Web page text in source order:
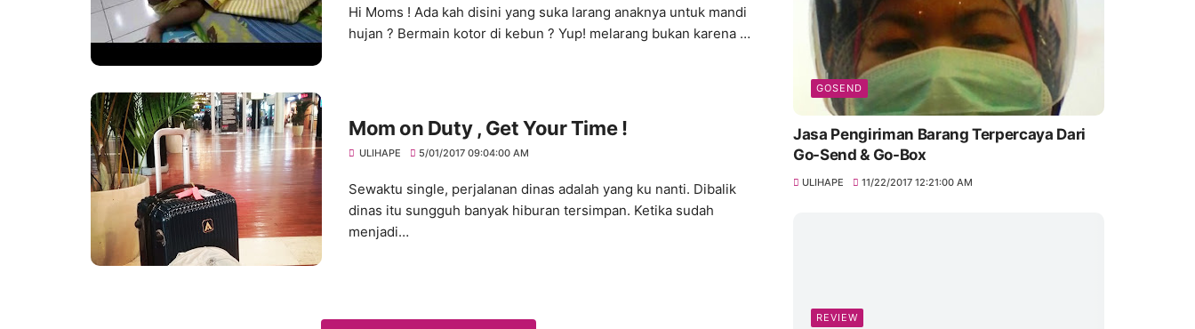
Hi Moms ! Ada kah disini yang suka larang anaknya untuk mandi
hujan ? Bermain kotor di kebun ? Yup! melarang bukan karena …
Mom on Duty , Get Your Time !
ULIHAPE 5/01/2017 09:04:00 AM
Sewaktu single, perjalanan dinas adalah yang ku nanti. Dibalik
dinas itu sungguh banyak hiburan tersimpan. Ketika sudah
menjadi…
GOSEND
Jasa Pengiriman Barang Terpercaya Dari
Go-Send & Go-Box
ULIHAPE 11/22/2017 12:21:00 AM
REVIEW